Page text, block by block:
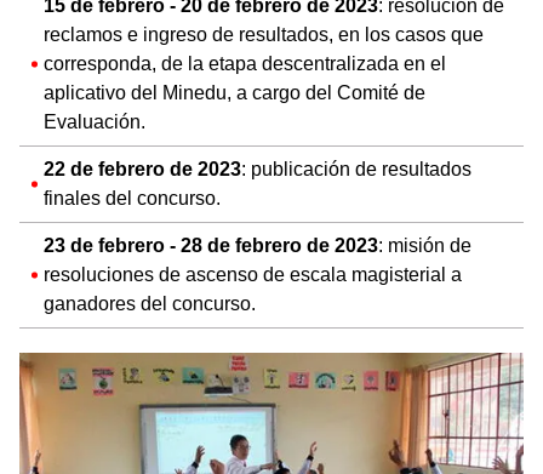
15 de febrero - 20 de febrero de 2023: resolución de
reclamos e ingreso de resultados, en los casos que
corresponda, de la etapa descentralizada en el
aplicativo del Minedu, a cargo del Comité de
Evaluación.
22 de febrero de 2023: publicación de resultados
finales del concurso.
23 de febrero - 28 de febrero de 2023: misión de
resoluciones de ascenso de escala magisterial a
ganadores del concurso.